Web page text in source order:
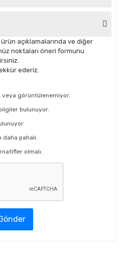
açıklamalarında ve diğer
noktaları öneri formunu
ederiz.
veya görüntülenemiyor.
bulunuyor.
pahalı.
olmalı.